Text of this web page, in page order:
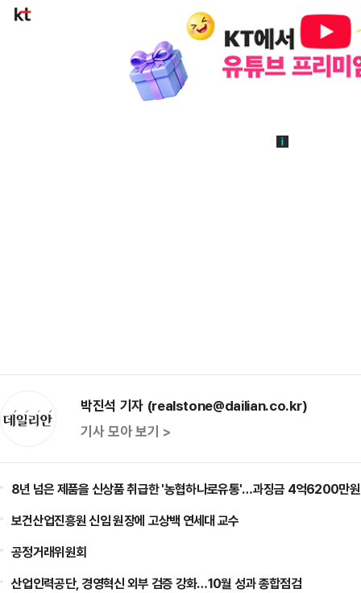
박진석 기자 (realstone@dailian.co.kr)
기사 모아 보기 >
8년 넘은 제품을 신상품 취급한 '농협하나로유통'…과징금 4억6200만원
보건산업진흥원 신임 원장에 고상백 연세대 교수
공정거래위원회
산업인력공단, 경영혁신 외부 검증 강화…10월 성과 종합점검